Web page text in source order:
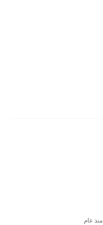
منذ عام